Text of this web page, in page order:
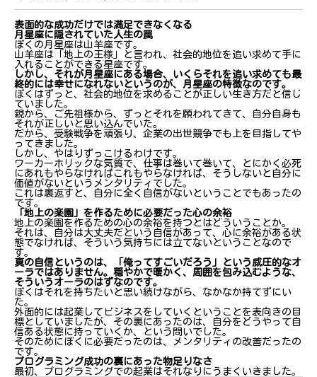
表面的な成功だけでは満足できなくなる
月星座に隠されていた人生の罠
ぼくの月星座は山羊座です。
山羊座は「地上の王様」と言われ、社会的地位を追い求めて手に
入れることができる星座です。
しかし、それが月星座にある場合、いくらそれを追い求めても最
終的には幸せになれないというのが、月星座の特徴なのです。
ぼくはずっと、社会的地位を求めることが正しい生き方だと信じ
ていました。
親から、ご先祖様から、ずっとそれを願われてきて、自分自身も
それが正しいと思い込んでいた。
だから、受験戦争を頑張り、企業の出世競争でも上を目指してや
ってきました。
しかし、やはりずっこけるわけです。
ワーカーホリックな気質で、仕事は巻いて巻いて、とにかく必死
にあれもやらなければこれもやらなければ、そうしないと自分に
価値がないというメンタリティでした。
これは裏返すと、自分に全く自信がないということでもあったの
です。
「地上の楽園」を作るために必要だった心の余裕
地上の楽園を作るための心の余裕を持つとはどういうことか。
それは、自分は大丈夫だという自信があって、心に余裕がある状
態でなければ、そういう気持ちには立てないということなので
す。
真の自信というのは、「俺ってすごいだろう」という威圧的なオ
ーラではありません。穏やかで暖かく、周囲を包み込むような、
そういうオーラのはずなのです。
ぼくはそれを持ちたいと思い続けながら、なかなか持てずにい
た。
外面的には起業してビジネスをしていくということを表向きの目
標としていましたが、その裏にあったのは、自分をどうやって自
信ある状態に持っていくか、という問いでした。
そのためにぼくに必要だったのは、メンタリティの改善だったの
です。
プログラミング成功の裏にあった物足りなさ
最初、プログラミングでの起業はそれなりにうまくいきました。